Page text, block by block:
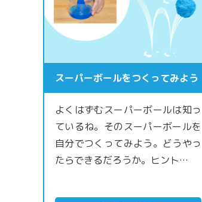
スーパーボールをつくってみよう
よくはずむスーパーボールは知っ
ているね。そのスーパーボールを
自分でつくってみよう。どうやっ
たらできるだろうか。ヒント…